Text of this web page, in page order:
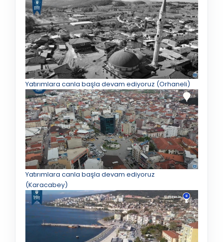
Yatırımlara canla başla devam ediyoruz (Orhaneli)
Yatırımlara canla başla devam ediyoruz
(Karacabey)